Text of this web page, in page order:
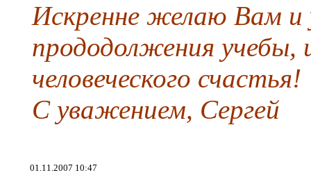
Искренне желаю Вам и
прододолжения учебы,
человеческого счастья!
С уважением, Сергей
01.11.2007 10:47